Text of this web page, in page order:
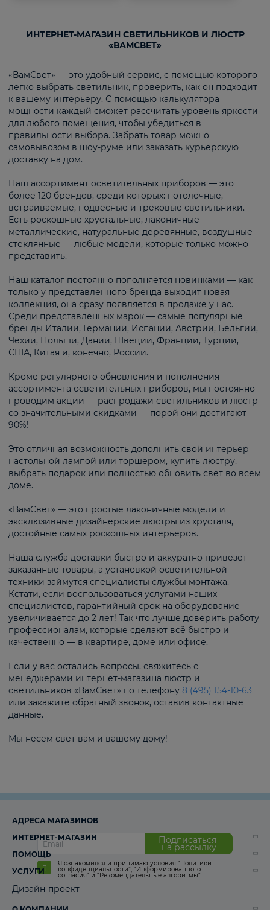
ИНТЕРНЕТ-МАГАЗИН СВЕТИЛЬНИКОВ И ЛЮСТР
«ВАМСВЕТ»
«ВамСвет» — это удобный сервис, с помощью которого
легко выбрать светильник, проверить, как он подходит
к вашему интерьеру. С помощью калькулятора
мощности каждый сможет рассчитать уровень яркости
для любого помещения, чтобы убедиться в
правильности выбора. Забрать товар можно
самовывозом в шоу-руме или заказать курьерскую
доставку на дом.
Наш ассортимент осветительных приборов — это
более 120 брендов, среди которых: потолочные,
встраиваемые, подвесные и трековые светильники.
Есть роскошные хрустальные, лаконичные
металлические, натуральные деревянные, воздушные
стеклянные — любые модели, которые только можно
представить.
Наш каталог постоянно пополняется новинками — как
только у представленного бренда выходит новая
коллекция, она сразу появляется в продаже у нас.
Среди представленных марок — самые популярные
бренды Италии, Германии, Испании, Австрии, Бельгии,
Чехии, Польши, Дании, Швеции, Франции, Турции,
США, Китая и, конечно, России.
Кроме регулярного обновления и пополнения
ассортимента осветительных приборов, мы постоянно
проводим акции — распродажи светильников и люстр
со значительными скидками — порой они достигают
90%!
Это отличная возможность дополнить свой интерьер
настольной лампой или торшером, купить люстру,
выбрать подарок или полностью обновить свет во всем
доме.
«ВамСвет» — это простые лаконичные модели и
эксклюзивные дизайнерские люстры из хрусталя,
достойные самых роскошных интерьеров.
Наша служба доставки быстро и аккуратно привезет
заказанные товары, а установкой осветительной
техники займутся специалисты службы монтажа.
Кстати, если воспользоваться услугами наших
специалистов, гарантийный срок на оборудование
увеличивается до 2 лет! Так что лучше доверить работу
профессионалам, которые сделают всё быстро и
качественно — в квартире, доме или офисе.
Если у вас остались вопросы, свяжитесь с
менеджерами интернет-магазина люстр и
светильников «ВамСвет» по телефону 8 (495) 154-10-63
или закажите обратный звонок, оставив контактные
данные.
Мы несем свет вам и вашему дому!
Подписаться
на рассылку
Я ознакомился и принимаю условия “Политики
конфиденциальности”, “Информированного
согласия“ и “Рекомендательные алгоритмы“
АДРЕСА МАГАЗИНОВ
ИНТЕРНЕТ-МАГАЗИН
ПОМОЩЬ
УСЛУГИ
Дизайн-проект